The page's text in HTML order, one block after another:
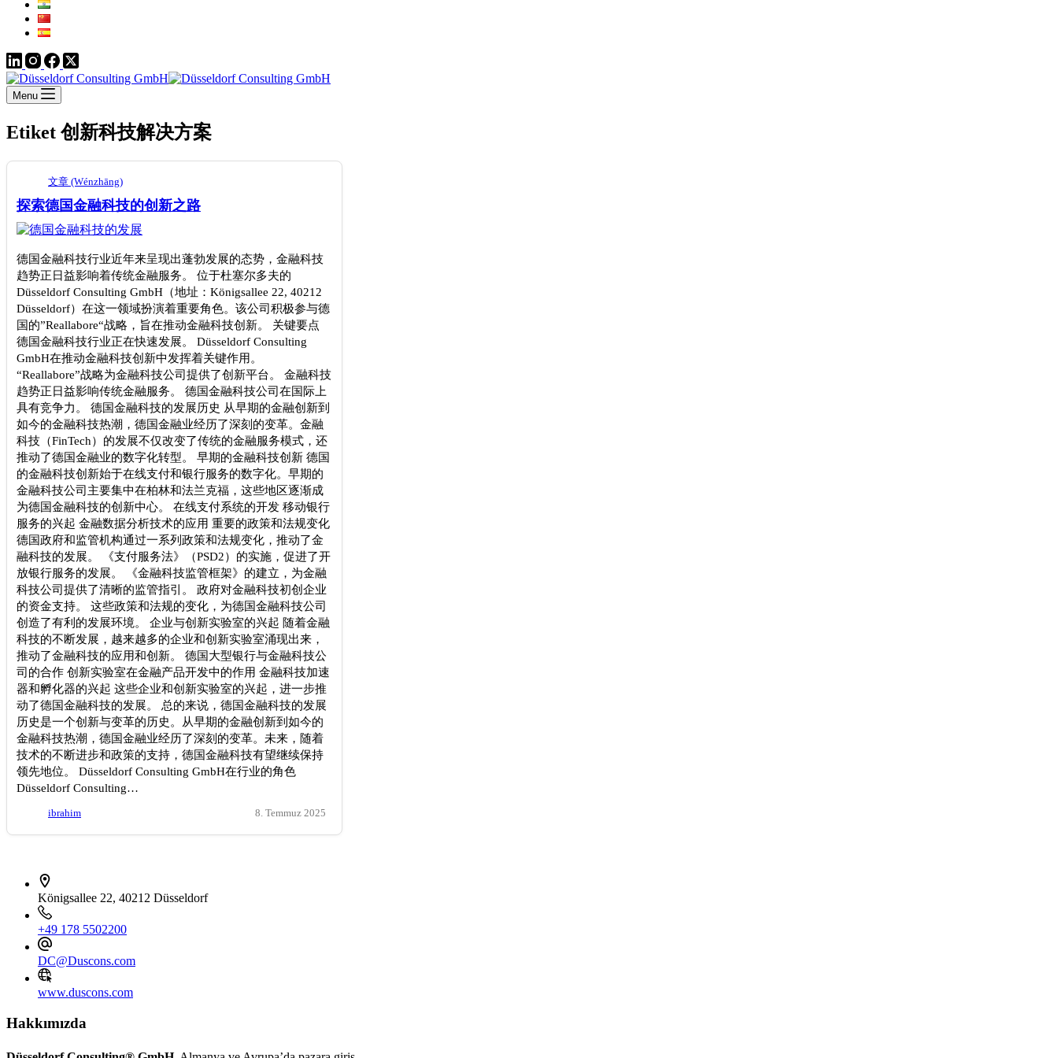
Menu
Etiket 创新科技解决方案
文章 (Wénzhāng)
探索德国金融科技的创新之路
德国金融科技行业近年来呈现出蓬勃发展的态势，金融科技
趋势正日益影响着传统金融服务。 位于杜塞尔多夫的
Düsseldorf Consulting GmbH（地址：Königsallee 22, 40212
Düsseldorf）在这一领域扮演着重要角色。该公司积极参与德
国的”Reallabore“战略，旨在推动金融科技创新。 关键要点
德国金融科技行业正在快速发展。 Düsseldorf Consulting
GmbH在推动金融科技创新中发挥着关键作用。
“Reallabore”战略为金融科技公司提供了创新平台。 金融科技
趋势正日益影响传统金融服务。 德国金融科技公司在国际上
具有竞争力。 德国金融科技的发展历史 从早期的金融创新到
如今的金融科技热潮，德国金融业经历了深刻的变革。金融
科技（FinTech）的发展不仅改变了传统的金融服务模式，还
推动了德国金融业的数字化转型。 早期的金融科技创新 德国
的金融科技创新始于在线支付和银行服务的数字化。早期的
金融科技公司主要集中在柏林和法兰克福，这些地区逐渐成
为德国金融科技的创新中心。 在线支付系统的开发 移动银行
服务的兴起 金融数据分析技术的应用 重要的政策和法规变化
德国政府和监管机构通过一系列政策和法规变化，推动了金
融科技的发展。 《支付服务法》（PSD2）的实施，促进了开
放银行服务的发展。 《金融科技监管框架》的建立，为金融
科技公司提供了清晰的监管指引。 政府对金融科技初创企业
的资金支持。 这些政策和法规的变化，为德国金融科技公司
创造了有利的发展环境。 企业与创新实验室的兴起 随着金融
科技的不断发展，越来越多的企业和创新实验室涌现出来，
推动了金融科技的应用和创新。 德国大型银行与金融科技公
司的合作 创新实验室在金融产品开发中的作用 金融科技加速
器和孵化器的兴起 这些企业和创新实验室的兴起，进一步推
动了德国金融科技的发展。 总的来说，德国金融科技的发展
历史是一个创新与变革的历史。从早期的金融创新到如今的
金融科技热潮，德国金融业经历了深刻的变革。未来，随着
技术的不断进步和政策的支持，德国金融科技有望继续保持
领先地位。 Düsseldorf Consulting GmbH在行业的角色
Düsseldorf Consulting…
ibrahim 8. Temmuz 2025
Königsallee 22, 40212 Düsseldorf
+49 178 5502200
DC@Duscons.com
www.duscons.com
Hakkımızda